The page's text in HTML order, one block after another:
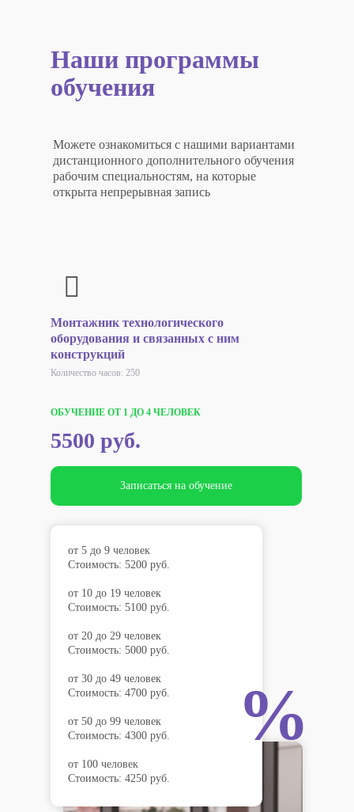
Наши программы
обучения
Можете ознакомиться с нашими вариантами
дистанционного дополнительного обучения
рабочим специальностям, на которые
открыта непрерывная запись
Монтажник технологического
оборудования и связанных с ним
конструкций
Количество часов: 250
Записаться на обучение
ОБУЧЕНИЕ ОТ 1 ДО 4 ЧЕЛОВЕК
5500 руб.
от 5 до 9 человек
Стоимость: 5200 руб.
от 10 до 19 человек
Стоимость: 5100 руб.
от 20 до 29 человек
Стоимость: 5000 руб.
от 30 до 49 человек
Стоимость: 4700 руб.
от 50 до 99 человек
Стоимость: 4300 руб.
от 100 человек
Стоимость: 4250 руб.
%